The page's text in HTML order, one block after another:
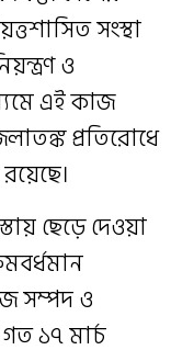
সংস্থা
ও
এই কাজ
প্রতিরোধে
ছেড়ে দেওয়া
সম্পদ ও
১৭ মার্চ